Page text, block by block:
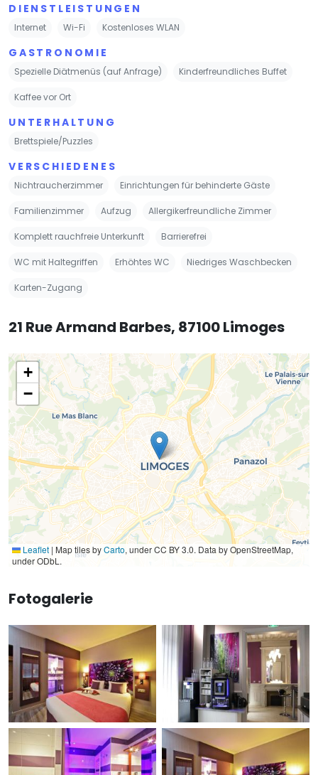
DIENSTLEISTUNGEN
Internet Wi-Fi Kostenloses WLAN
GASTRONOMIE
Spezielle Diätmenüs (auf Anfrage) Kinderfreundliches Buffet
Kaffee vor Ort
UNTERHALTUNG
Brettspiele/Puzzles
VERSCHIEDENES
Nichtraucherzimmer Einrichtungen für behinderte Gäste
Familienzimmer Aufzug Allergikerfreundliche Zimmer
Komplett rauchfreie Unterkunft Barrierefrei
WC mit Haltegriffen Erhöhtes WC Niedriges Waschbecken
Karten-Zugang
21 Rue Armand Barbes, 87100 Limoges
+
−
Leaflet | Map tiles byCarto, under CC BY 3.0. Data by OpenStreetMap,
under ODbL.
Fotogalerie